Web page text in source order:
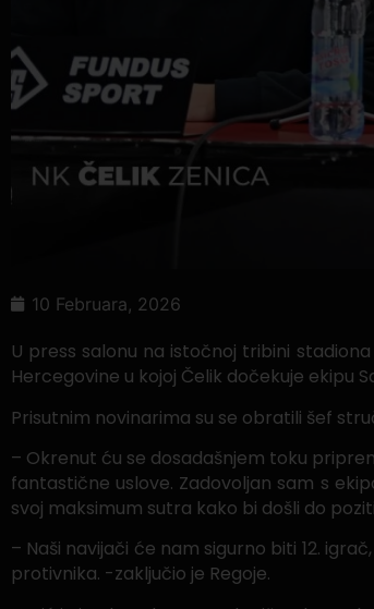
10 Februara, 2026
U press salonu na istočnoj tribini
Hercegovine u kojoj Čelik dočekuje ekipu
Prisutnim novinarima su se obratili šef
– Okrenut ću se dosadašnjem toku
fantastične uslove. Zadovoljan sam s
svoj maksimum sutra kako bi došli do
– Naši navijači će nam sigurno biti 12.
protivnika. -zaključio je Regoje.